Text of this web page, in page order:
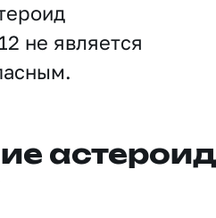
не является